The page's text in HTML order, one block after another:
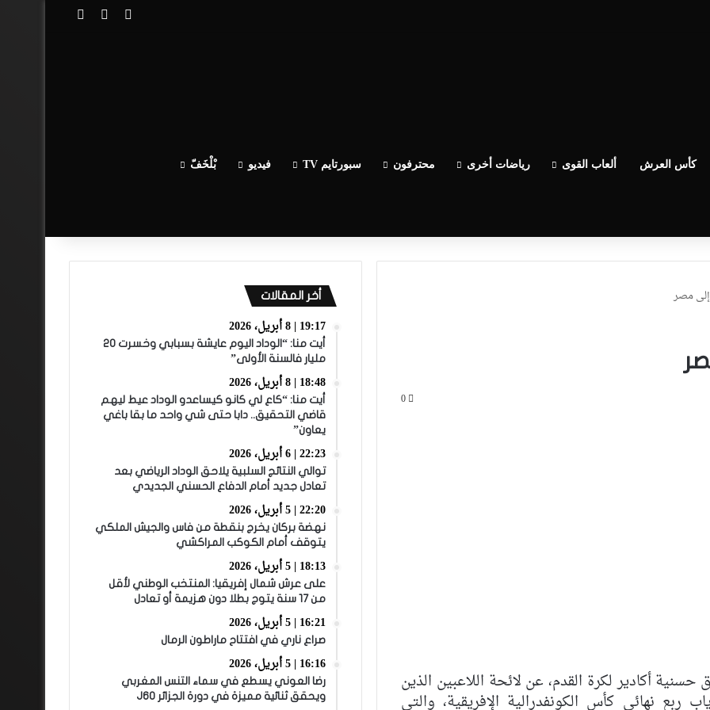
تسجيل الدخول
مقال عشوائي
كأس العرش ألعاب القوى رياضات أخرى محترفون سبورتايم TV فيديو بْلْخَفّ
إلى مصر
0
أكادير لكرة القدم، عن لائحة اللاعبين الذين
نهائي كأس الكونفدرالية الإفريقية، والتي
للتاريخ.. أولمبيك آسفي يتأهل لنصف
نهائي كأس “الكاف” بعد تعادل مثير أمام
أخر المقالات
19:17 | 8 أبريل، 2026
أيت منا: “الوداد اليوم عايشة بسبابي وخسرت 20
مليار فالسنة الأولى”
18:48 | 8 أبريل، 2026
أيت منا: “كاع لي كانو كيساعدو الوداد عيط ليهم
قاضي التحقيق.. دابا حتى شي واحد ما بقا باغي
يعاون”
22:23 | 6 أبريل، 2026
توالي النتائج السلبية يلاحق الوداد الرياضي بعد
تعادل جديد أمام الدفاع الحسني الجديدي
22:20 | 5 أبريل، 2026
نهضة بركان يخرج بنقطة من فاس والجيش الملكي
يتوقف أمام الكوكب المراكشي
18:13 | 5 أبريل، 2026
على عرش شمال إفريقيا: المنتخب الوطني لأقل
من 17 سنة يتوج بطلا دون هزيمة أو تعادل
16:21 | 5 أبريل، 2026
صراع ناري في افتتاح ماراطون الرمال
16:16 | 5 أبريل، 2026
رضا العوني يسطع في سماء التنس المغربي
ويحقق ثنائية مميزة في دورة الجزائر J60